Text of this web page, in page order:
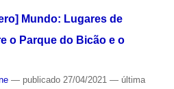
Mundo: Lugares de
o Parque do Bicão e o
— publicado27/04/2021 — última